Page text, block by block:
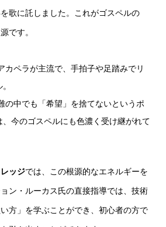
歌に託しました。これがゴスペルの
です。
カペラが主流で、手拍子や足踏みでリ
の中でも「希望」を捨てないというポ
今のゴスペルにも色濃く受け継がれて
ッジでは、この根源的なエネルギーを
ン・ルーカス氏の直接指導では、技術
方」を学ぶことができ、初心者の方で